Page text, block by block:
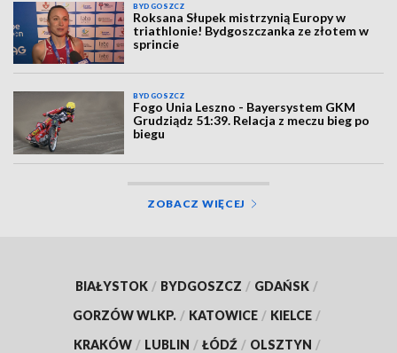
BYDGOSZCZ
Roksana Słupek mistrzynią Europy w
triathlonie! Bydgoszczanka ze złotem w
sprincie
BYDGOSZCZ
Fogo Unia Leszno - Bayersystem GKM
Grudziądz 51:39. Relacja z meczu bieg po
biegu
ZOBACZ WIĘCEJ
BIAŁYSTOK / BYDGOSZCZ / GDAŃSK /
GORZÓW WLKP. / KATOWICE / KIELCE /
KRAKÓW / LUBLIN / ŁÓDŹ / OLSZTYN /